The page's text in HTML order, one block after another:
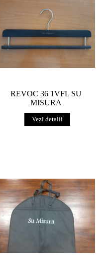
REVOC 36 1VFL SU
MISURA
Vezi detalii